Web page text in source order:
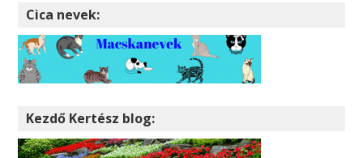
Cica nevek:
Kezdő Kertész blog: